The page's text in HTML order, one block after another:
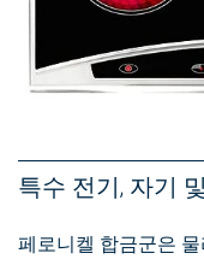
특수 전기, 자기
페로니켈 합금군은